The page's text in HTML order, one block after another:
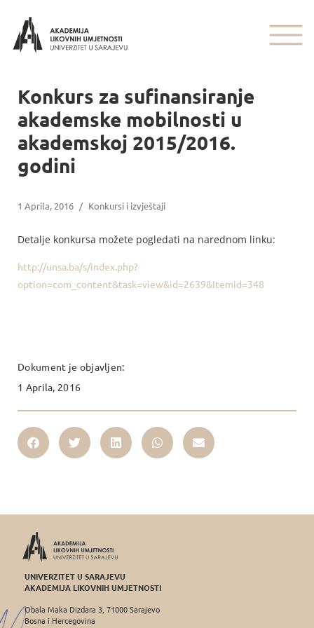
Konkurs za sufinansiranje
akademske mobilnosti u
akademskoj 2015/2016.
godini
1 Aprila, 2016 / Konkursi i izvještaji
Detalje konkursa možete pogledati na narednom linku:
http://unsa.ba/s/index.php?
option=com_content&task=view&id=2639&Itemid=348
Dokument je objavljen:
1 Aprila, 2016
UNIVERZITET U SARAJEVU
AKADEMIJA LIKOVNIH UMJETNOSTI
Obala Maka Dizdara 3, 71000 Sarajevo
Bosna i Hercegovina